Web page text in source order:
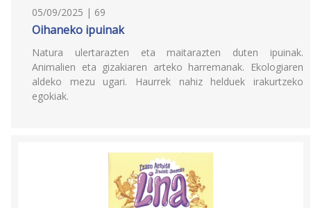
05/09/2025 | 69
Oihaneko ipuinak
Natura ulertarazten eta maitarazten duten ipuinak.
Animalien eta gizakiaren arteko harremanak. Ekologiaren
aldeko mezu ugari. Haurrek nahiz helduek irakurtzeko
egokiak.